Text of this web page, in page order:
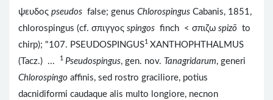
ψευδος pseudos false; genus Chlorospingus Cabanis, 1851,
chlorospingus (cf. σπιγγος spingos finch < σπιζω spizō to
chirp); "107. PSEUDOSPINGUS1 XANTHOPHTHALMUS
(Tacz.) ...
1 Pseudospingus, gen. nov. Tanagridarum, generi
Chlorospingo affinis, sed rostro graciliore, potius
dacnidiformi caudaque alis multo longiore, necnon